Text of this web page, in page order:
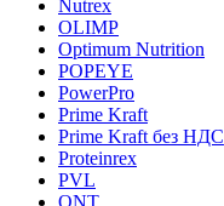
Nutrex
OLIMP
Optimum Nutrition
POPEYE
PowerPro
Prime Kraft
Prime Kraft без НДС
Proteinrex
PVL
QNT